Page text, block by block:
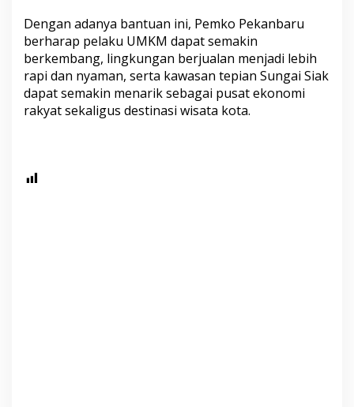
Dengan adanya bantuan ini, Pemko Pekanbaru
berharap pelaku UMKM dapat semakin
berkembang, lingkungan berjualan menjadi lebih
rapi dan nyaman, serta kawasan tepian Sungai Siak
dapat semakin menarik sebagai pusat ekonomi
rakyat sekaligus destinasi wisata kota.